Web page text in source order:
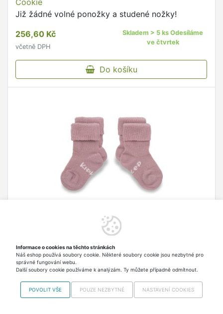
Cookie
Již žádné volné ponožky a studené nožky!
256,60 Kč
včetně DPH
Skladem > 5 ks Odesíláme
ve čtvrtek
Do košíku
Dětské ponožky Stay-on-Socks 12-18m 2páry
Již žádné volné ponožky a studené nožky!
282,50 Kč
včetně DPH
Skladem > 5 ks Odesíláme
Informace o cookies na těchto stránkách
Náš eshop používá soubory cookie. Některé soubory cookie jsou nezbytné pro
správné fungování webu.
Další soubory cookie používáme k analýzám. Ty můžete případně odmítnout.
POVOLIT VŠE POUZE NEZBYTNÉ NASTAVENÍ COOKIES